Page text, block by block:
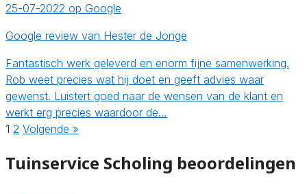
25-07-2022 op Google
Google review van Hester de Jonge
Fantastisch werk geleverd en enorm fijne samenwerking.
Rob weet precies wat hij doet en geeft advies waar
gewenst. Luistert goed naar de wensen van de klant en
werkt erg precies waardoor de…
1 2 Volgende »
Tuinservice Scholing beoordelingen